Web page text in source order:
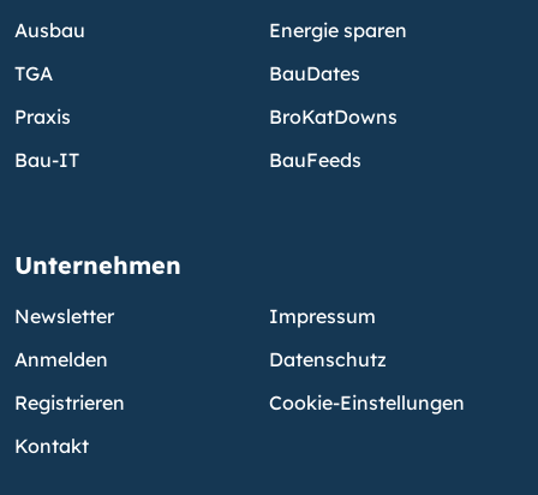
Ausbau
TGA
Praxis
Bau-IT
Energie sparen
BauDates
BroKatDowns
BauFeeds
Unternehmen
Newsletter
Anmelden
Registrieren
Kontakt
Impressum
Datenschutz
Cookie-Einstellungen